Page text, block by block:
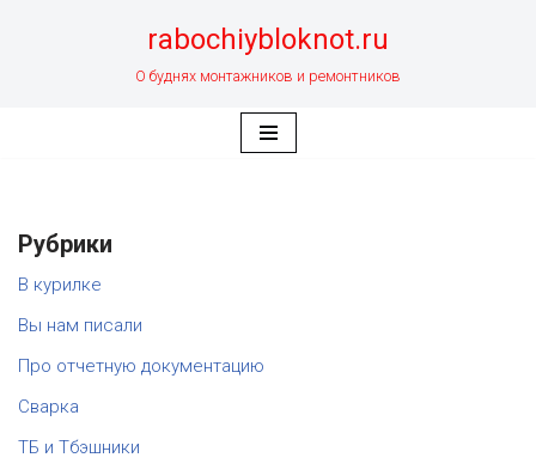
rabochiybloknot.ru
О буднях монтажников и ремонтников
Рубрики
В курилке
Вы нам писали
Про отчетную документацию
Сварка
ТБ и Тбэшники